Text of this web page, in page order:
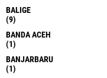
BALIGE
(9)
BANDA ACEH
(1)
BANJARBARU
(1)